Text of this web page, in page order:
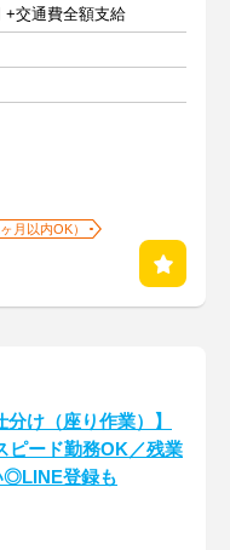
+交通費全額支給
月以内OK）
分け（座り作業）】
ピード勤務OK／残業
◎LINE登録も